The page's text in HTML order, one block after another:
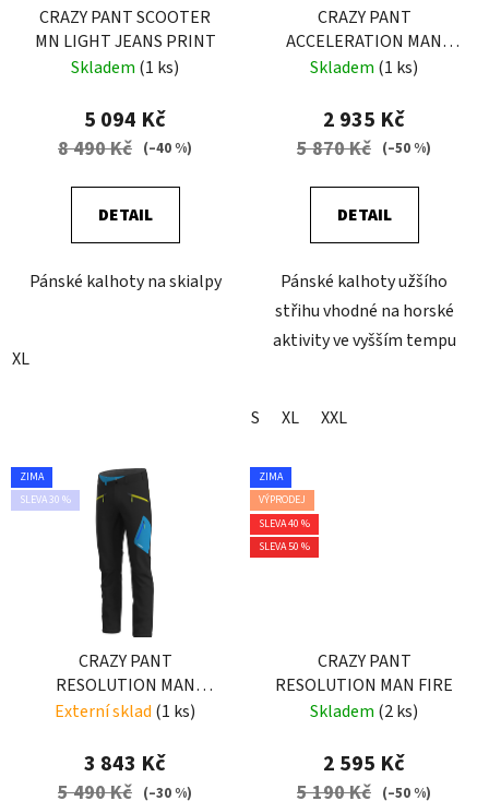
CRAZY PANT SCOOTER
MN LIGHT JEANS PRINT
Skladem (1 ks)
5 094 Kč
8 490 Kč (–40 %)
DETAIL
Pánské kalhoty na skialpy
XL
CRAZY PANT
ACCELERATION MAN
EARLY
Skladem (1 ks)
2 935 Kč
5 870 Kč (–50 %)
DETAIL
Pánské kalhoty užšího
střihu vhodné na horské
aktivity ve vyšším tempu
S XL XXL
ZIMA
SLEVA 30 %
CRAZY PANT
RESOLUTION MAN
ENERGY
Externí sklad (1 ks)
3 843 Kč
5 490 Kč (–30 %)
ZIMA
VÝPRODEJ
SLEVA 40 %
SLEVA 50 %
CRAZY PANT
RESOLUTION MAN FIRE
Skladem (2 ks)
2 595 Kč
5 190 Kč (–50 %)